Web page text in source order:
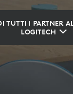
TUTTI I PARTNER
LOGITECH